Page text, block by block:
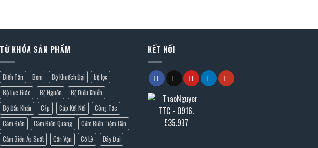
TỪ KHÓA SẢN PHẨM
Biến Tần Bơm Bộ Khuếch Đại
bộ lọc
Bộ Lục Giác
Bộ Nguồn
Bộ Điều Khiển
Bộ Đầu Khẩu
Cáp Cáp Kết Nối
Công Tắc
Cảm Biến
Cảm Biến Quang
Cảm Biến Tiệm Cận
Cảm Biến Áp Suất
Cần Vặn Cờ Lê Dây Đai
KẾT NỐI